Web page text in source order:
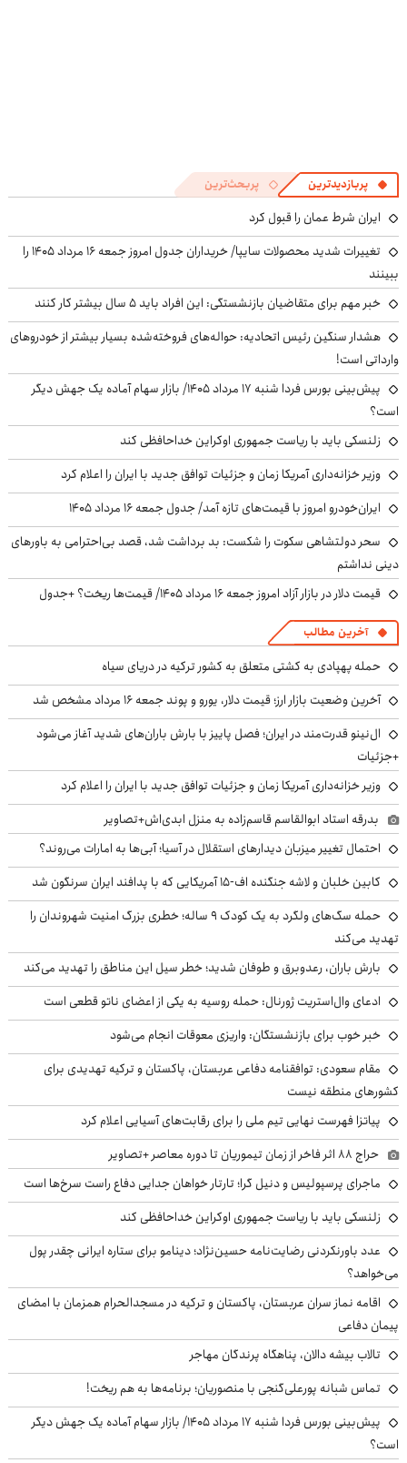
پربازدیدترین پربحث‌ترین
ایران شرط عمان را قبول کرد
تغییرات شدید محصولات سایپا/ خریداران جدول امروز جمعه ۱۶ مرداد ۱۴۰۵ را
ببینند
خبر مهم برای متقاضیان بازنشستگی: این افراد باید ۵ سال بیشتر کار کنند
هشدار سنگین رئیس اتحادیه: حواله‌های فروخته‌شده بسیار بیشتر از خودروهای
وارداتی است!
پیش‌بینی بورس فردا شنبه ۱۷ مرداد ۱۴۰۵/ بازار سهام آماده یک جهش دیگر
است؟
زلنسکی باید با ریاست جمهوری اوکراین خداحافظی کند
وزیر خزانه‌داری آمریکا زمان و جزئیات توافق جدید با ایران را اعلام کرد
ایران‌خودرو امروز با قیمت‌های تازه آمد/ جدول جمعه ۱۶ مرداد ۱۴۰۵
سحر دولتشاهی سکوت را شکست: بد برداشت شد، قصد بی‌احترامی به باورهای
دینی نداشتم
قیمت دلار در بازار آزاد امروز جمعه ۱۶ مرداد ۱۴۰۵/ قیمت‌ها ریخت؟ +جدول
آخرین مطالب
حمله پهپادی به کشتی متعلق به کشور ترکیه در دریای سیاه
آخرین وضعیت بازار ارز؛ قیمت دلار، یورو و پوند جمعه ۱۶ مرداد مشخص شد
ال‌نینو قدرت‌مند در ایران؛ فصل پاییز با بارش باران‌های شدید آغاز می‌شود
+جزئیات
وزیر خزانه‌داری آمریکا زمان و جزئیات توافق جدید با ایران را اعلام کرد
بدرقه استاد ابوالقاسم قاسم‌زاده به منزل ابدی‌اش+تصاویر
احتمال تغییر میزبان دیدارهای استقلال در آسیا؛ آبی‌ها به امارات می‌روند؟
کابین خلبان و لاشه جنگنده اف-۱۵ آمریکایی که با پدافند ایران سرنگون شد
حمله سگ‌های ولگرد به یک کودک ۹ ساله؛ خطری بزرگ امنیت شهروندان را
تهدید می‌کند
بارش باران، رعدوبرق و طوفان شدید؛ خطر سیل این مناطق را تهدید می‌کند
ادعای وال‌استریت ژورنال: حمله روسیه به یکی از اعضای ناتو قطعی است
خبر خوب برای بازنشستگان: واریزی معوقات انجام می‌شود
مقام سعودی: توافقنامه دفاعی عربستان، پاکستان و ترکیه تهدیدی برای
کشورهای منطقه نیست
پیاتزا فهرست نهایی تیم ملی را برای رقابت‌های آسیایی اعلام کرد
حراج ۸۸ اثر فاخر از زمان تیموریان تا دوره معاصر +تصاویر
ماجرای پرسپولیس و دنیل گرا؛ تارتار خواهان جدایی دفاع راست سرخ‌ها است
زلنسکی باید با ریاست جمهوری اوکراین خداحافظی کند
عدد باورنکردنی رضایت‌نامه حسین‌نژاد؛ دینامو برای ستاره ایرانی چقدر پول
می‌خواهد؟
اقامه نماز سران عربستان، پاکستان و ترکیه در مسجدالحرام همزمان با امضای
پیمان دفاعی
تالاب بیشه دالان، پناهگاه پرندگان مهاجر
تماس شبانه پورعلی‌گنجی با منصوریان؛ برنامه‌ها به هم ریخت!
پیش‌بینی بورس فردا شنبه ۱۷ مرداد ۱۴۰۵/ بازار سهام آماده یک جهش دیگر
است؟